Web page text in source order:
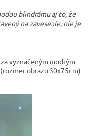
blindrámu aj to, že
na zavesenie, nie je
vyznačeným modrým
obrazu 50x75cm) –